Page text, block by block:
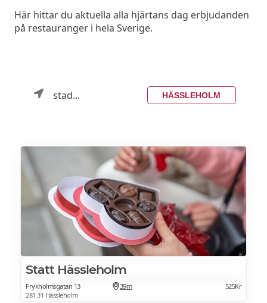
Här hittar du aktuella alla hjärtans dag erbjudanden
på restauranger i hela Sverige.
stad... HÄSSLEHOLM
Statt Hässleholm
Frykholmsgatan 13
281 31 Hässleholm
39m 525Kr